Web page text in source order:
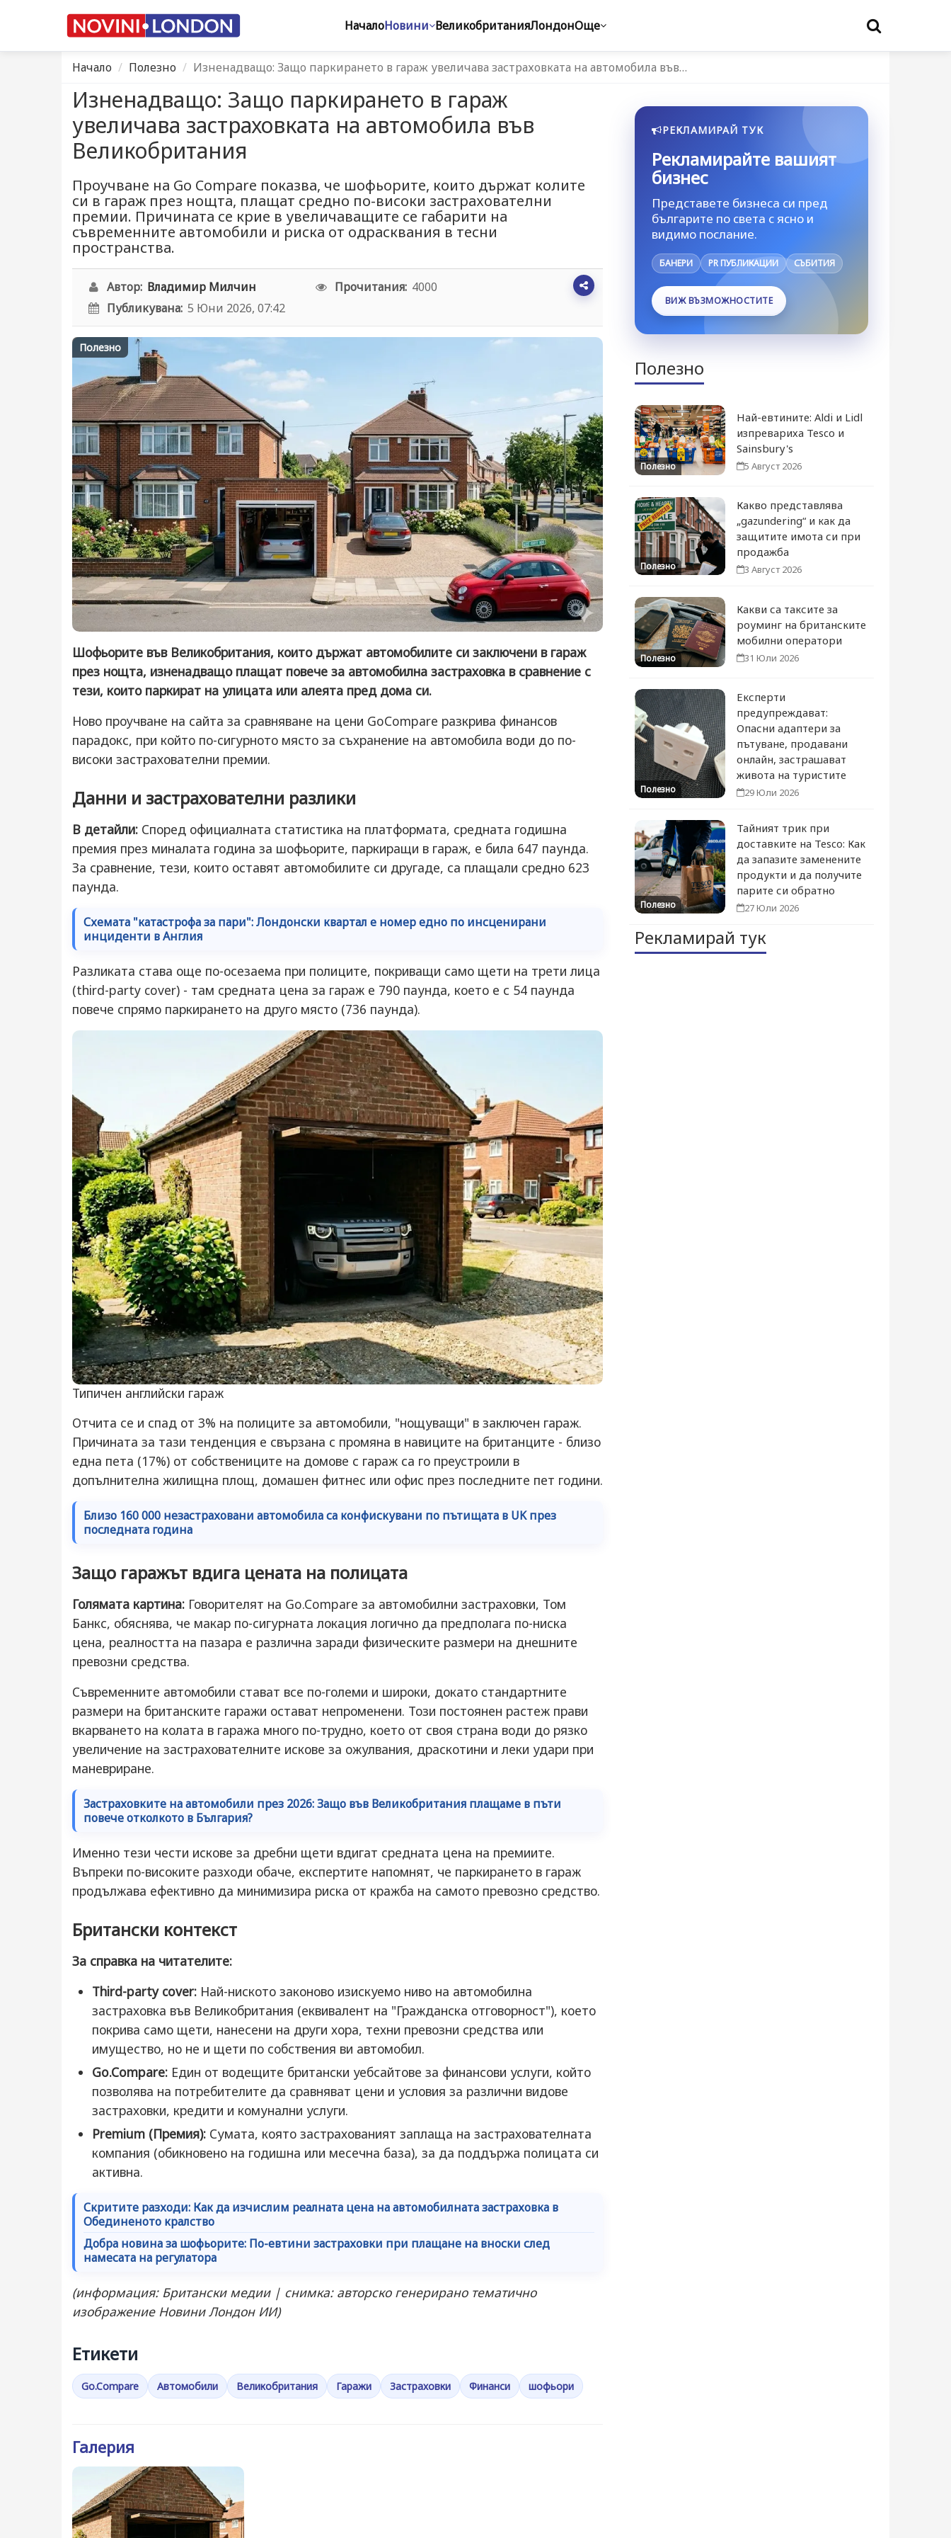
НачалоНовини ВеликобританияЛондонОще
Начало Полезно Изненадващо: Защо паркирането в гараж увеличава застраховката на автомобила във…
Изненадващо: Защо паркирането в гараж
увеличава застраховката на автомобила във
Великобритания
Проучване на Go Compare показва, че шофьорите, които държат колите
си в гараж през нощта, плащат средно по-високи застрахователни
премии. Причината се крие в увеличаващите се габарити на
съвременните автомобили и риска от одрасквания в тесни
пространства.
Автор: Владимир Милчин Прочитания: 4000
Публикувана: 5 Юни 2026, 07:42
Полезно
Шофьорите във Великобритания, които държат автомобилите си заключени в гараж
през нощта, изненадващо плащат повече за автомобилна застраховка в сравнение с
тези, които паркират на улицата или алеята пред дома си.
Ново проучване на сайта за сравняване на цени GoCompare разкрива финансов
парадокс, при който по-сигурното място за съхранение на автомобила води до по-
високи застрахователни премии.
Данни и застрахователни разлики
В детайли: Според официалната статистика на платформата, средната годишна
премия през миналата година за шофьорите, паркиращи в гараж, е била 647 паунда.
За сравнение, тези, които оставят автомобилите си другаде, са плащали средно 623
паунда.
Схемата "катастрофа за пари": Лондонски квартал е номер едно по инсценирани
инциденти в Англия
Разликата става още по-осезаема при полиците, покриващи само щети на трети лица
(third-party cover) - там средната цена за гараж е 790 паунда, което е с 54 паунда
повече спрямо паркирането на друго място (736 паунда).
Типичен английски гараж
Отчита се и спад от 3% на полиците за автомобили, "нощуващи" в заключен гараж.
Причината за тази тенденция е свързана с промяна в навиците на британците - близо
една пета (17%) от собствениците на домове с гараж са го преустроили в
допълнителна жилищна площ, домашен фитнес или офис през последните пет години.
Близо 160 000 незастраховани автомобила са конфискувани по пътищата в UK през
последната година
Защо гаражът вдига цената на полицата
Голямата картина: Говорителят на Go.Compare за автомобилни застраховки, Том
Банкс, обяснява, че макар по-сигурната локация логично да предполага по-ниска
цена, реалността на пазара е различна заради физическите размери на днешните
превозни средства.
Съвременните автомобили стават все по-големи и широки, докато стандартните
размери на британските гаражи остават непроменени. Този постоянен растеж прави
вкарването на колата в гаража много по-трудно, което от своя страна води до рязко
увеличение на застрахователните искове за ожулвания, драскотини и леки удари при
маневриране.
Застраховките на автомобили през 2026: Защо във Великобритания плащаме в пъти
повече отколкото в България?
Именно тези чести искове за дребни щети вдигат средната цена на премиите.
Въпреки по-високите разходи обаче, експертите напомнят, че паркирането в гараж
продължава ефективно да минимизира риска от кражба на самото превозно средство.
Британски контекст
За справка на читателите:
Third-party cover: Най-ниското законово изискуемо ниво на автомобилна
застраховка във Великобритания (еквивалент на "Гражданска отговорност"), което
покрива само щети, нанесени на други хора, техни превозни средства или
имущество, но не и щети по собствения ви автомобил.
Go.Compare: Един от водещите британски уебсайтове за финансови услуги, който
позволява на потребителите да сравняват цени и условия за различни видове
застраховки, кредити и комунални услуги.
Premium (Премия): Сумата, която застрахованият заплаща на застрахователната
компания (обикновено на годишна или месечна база), за да поддържа полицата си
активна.
Скритите разходи: Как да изчислим реалната цена на автомобилната застраховка в
Обединеното кралство
Добра новина за шофьорите: По-евтини застраховки при плащане на вноски след
намесата на регулатора
(информация: Британски медии | снимка: авторско генерирано тематично
изображение Новини Лондон ИИ)
Етикети
Go.Compare Автомобили Великобритания Гаражи Застраховки Финанси шофьори
Галерия
РЕКЛАМИРАЙ ТУК
Рекламирайте вашият
бизнес
Представете бизнеса си пред
българите по света с ясно и
видимо послание.
БАНЕРИ PR ПУБЛИКАЦИИ СЪБИТИЯ
ВИЖ ВЪЗМОЖНОСТИТЕ
Полезно
Полезно
Най-евтините: Aldi и Lidl
изпревариха Tesco и
Sainsbury's
5 Август 2026
Полезно
Какво представлява
„gazundering“ и как да
защитите имота си при
продажба
3 Август 2026
Полезно
Какви са таксите за
роуминг на британските
мобилни оператори
31 Юли 2026
Полезно
Експерти
предупреждават:
Опасни адаптери за
пътуване, продавани
онлайн, застрашават
живота на туристите
29 Юли 2026
Полезно
Тайният трик при
доставките на Tesco: Как
да запазите заменените
продукти и да получите
парите си обратно
27 Юли 2026
Рекламирай тук